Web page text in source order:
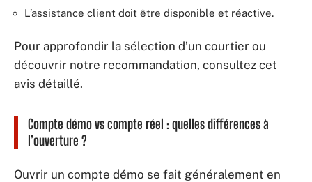
L’assistance client doit être disponible et réactive.
Pour approfondir la sélection d’un courtier ou
découvrir notre recommandation, consultez cet
avis détaillé.
Compte démo vs compte réel : quelles différences à
l’ouverture ?
Ouvrir un compte démo se fait généralement en